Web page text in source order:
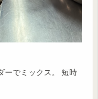
ーでミックス。 短時